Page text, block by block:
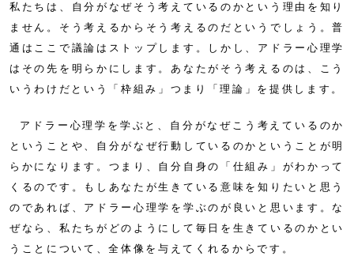
私たちは、自分がなぜそう考えているのかという理由を知り
ません。そう考えるからそう考えるのだというでしょう。普
通はここで議論はストップします。しかし、アドラー心理学
はその先を明らかにします。あなたがそう考えるのは、こう
いうわけだという「枠組み」つまり「理論」を提供します。
アドラー心理学を学ぶと、自分がなぜこう考えているのか
ということや、自分がなぜ行動しているのかということが明
らかになります。つまり、自分自身の「仕組み」がわかって
くるのです。もしあなたが生きている意味を知りたいと思う
のであれば、アドラー心理学を学ぶのが良いと思います。な
ぜなら、私たちがどのようにして毎日を生きているのかとい
うことについて、全体像を与えてくれるからです。